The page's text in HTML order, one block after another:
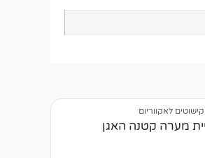
לאקווריום
מערה קטנה האגן